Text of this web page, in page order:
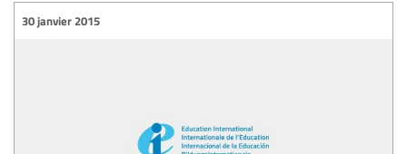
30 janvier 2015